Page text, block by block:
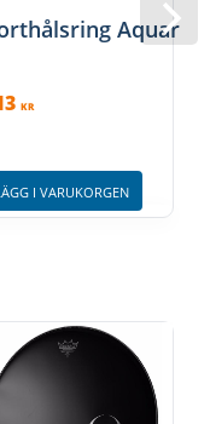
KR
I VARUKORGEN